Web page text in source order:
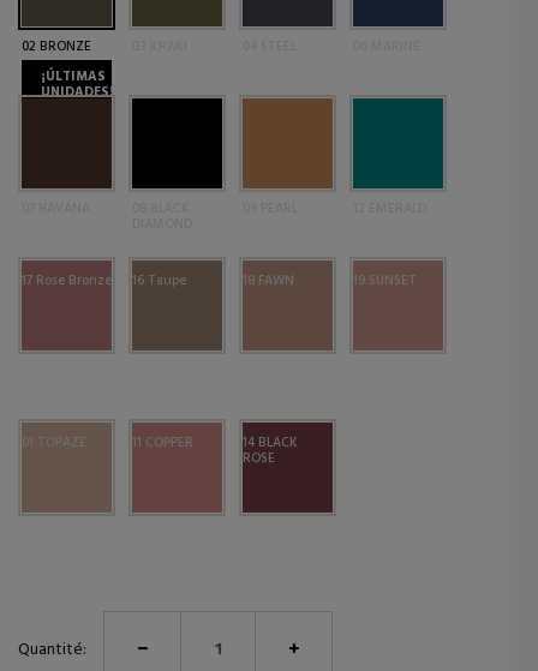
02 BRONZE
¡ÚLTIMAS
UNIDADES!
17 Rose Bronze 16 Taupe 18 FAWN 19 SUNSET
01 TOPAZE 11 COPPER 14 BLACK
ROSE
Quantité: